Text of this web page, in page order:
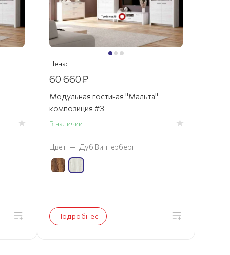
Цена:
60 660₽
Модульная гостиная "Мальта"
композиция #3
В наличии
Цвет — Дуб Винтерберг
Подробнее